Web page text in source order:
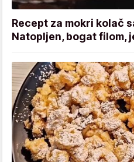
Recept za mokri kolač
Natopljen, bogat filom,